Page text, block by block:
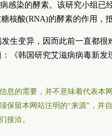
感染的酵素。该研究小组已
核酸(RNA)的酵素的作用，
生变异，因而此前一直都很
《韩国研究艾滋病病毒新发
息的需要，并不意味着代表本
保留本网站注明的“来源”，并
接洽。